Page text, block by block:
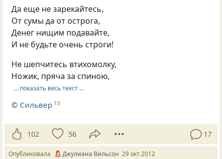
Да еще не зарекайтесь,
От сумы да от острога,
Денег нищим подавайте,
И не будьте очень строги!
Не шепчитесь втихомолку,
Ножик, пряча за спиною,
… показать весь текст …
© Сильвер 13
102 56 17
Опубликовала Джулиана Вильсон 29 окт 2012